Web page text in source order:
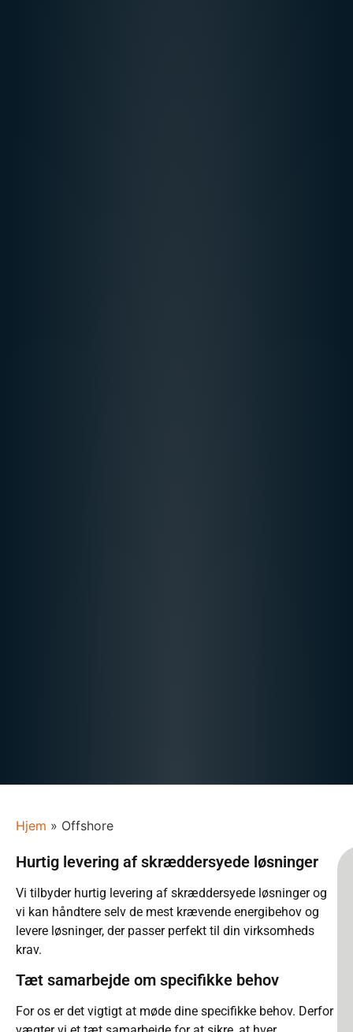
Hjem » Offshore
Hurtig levering af skræddersyede løsninger
Vi tilbyder hurtig levering af skræddersyede løsninger og
vi kan håndtere selv de mest krævende energibehov og
levere løsninger, der passer perfekt til din virksomheds
krav.
Tæt samarbejde om specifikke behov
For os er det vigtigt at møde dine specifikke behov. Derfor